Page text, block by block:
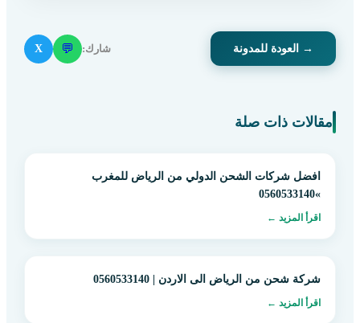
→ العودة للمدونة شارك: 💬
X
مقالات ذات صلة
افضل شركات الشحن الدولي من الرياض للمغرب
»0560533140
اقرأ المزيد ←
شركة شحن من الرياض الى الاردن | 0560533140
اقرأ المزيد ←